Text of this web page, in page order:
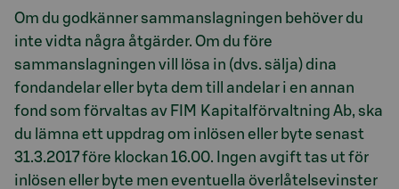
Om du godkänner sammanslagningen behöver du
inte vidta några åtgärder. Om du före
sammanslagningen vill lösa in (dvs. sälja) dina
fondandelar eller byta dem till andelar i en annan
fond som förvaltas av FIM Kapitalförvaltning Ab, ska
du lämna ett uppdrag om inlösen eller byte senast
31.3.2017 före klockan 16.00. Ingen avgift tas ut för
inlösen eller byte men eventuella överlåtelsevinster